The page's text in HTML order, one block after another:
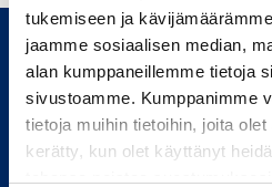
tukemiseen ja
jaamme sosiaalisen median,
alan kumppaneillemme tietoja
sivustoamme. Kumppanimme
tietoja muihin tietoihin, joita
kerätty, kun olet käyttänyt
Tietoa meistä